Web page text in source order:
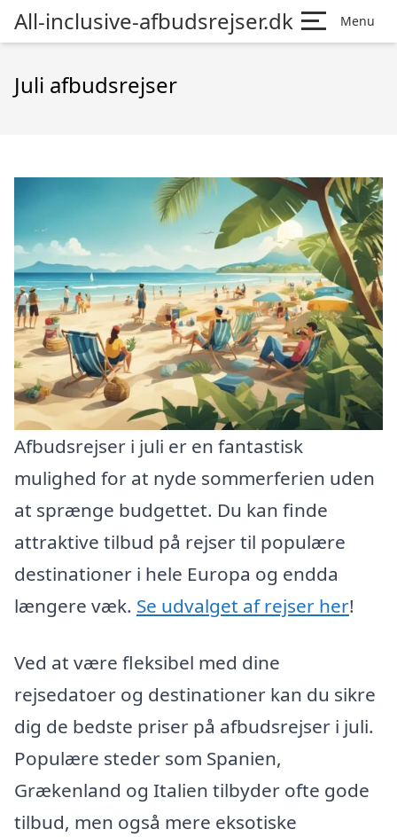
All-inclusive-afbudsrejser.dk Menu
Juli afbudsrejser
Afbudsrejser i juli er en fantastisk
mulighed for at nyde sommerferien uden
at sprænge budgettet. Du kan finde
attraktive tilbud på rejser til populære
destinationer i hele Europa og endda
længere væk. Se udvalget af rejser her!
Ved at være fleksibel med dine
rejsedatoer og destinationer kan du sikre
dig de bedste priser på afbudsrejser i juli.
Populære steder som Spanien,
Grækenland og Italien tilbyder ofte gode
tilbud, men også mere eksotiske